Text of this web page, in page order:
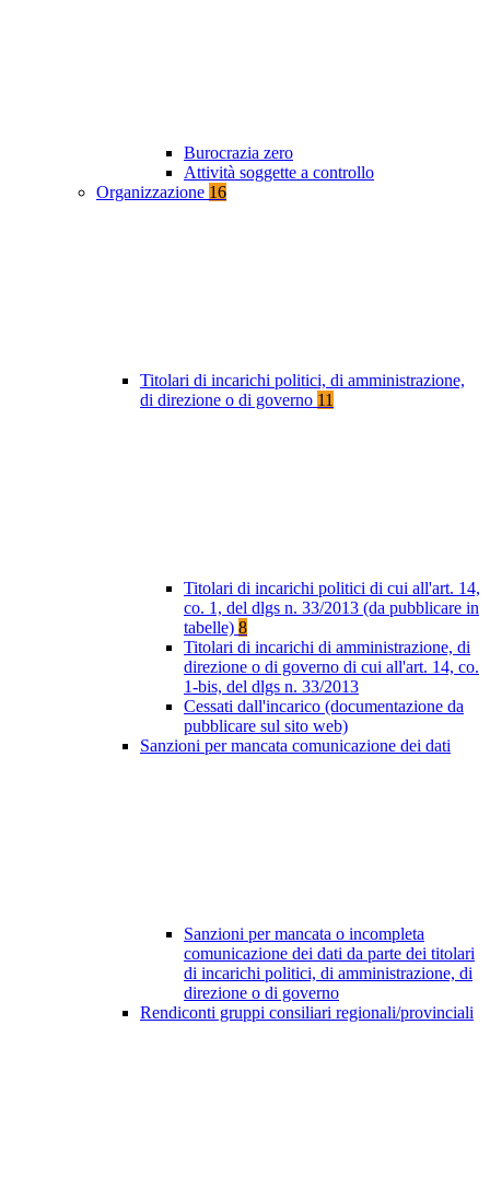
Burocrazia zero
Attività soggette a controllo
Organizzazione 16
Titolari di incarichi politici, di amministrazione,
di direzione o di governo 11
Titolari di incarichi politici di cui all'art. 14,
co. 1, del dlgs n. 33/2013 (da pubblicare in
tabelle) 8
Titolari di incarichi di amministrazione, di
direzione o di governo di cui all'art. 14, co.
1-bis, del dlgs n. 33/2013
Cessati dall'incarico (documentazione da
pubblicare sul sito web)
Sanzioni per mancata comunicazione dei dati
Sanzioni per mancata o incompleta
comunicazione dei dati da parte dei titolari
di incarichi politici, di amministrazione, di
direzione o di governo
Rendiconti gruppi consiliari regionali/provinciali